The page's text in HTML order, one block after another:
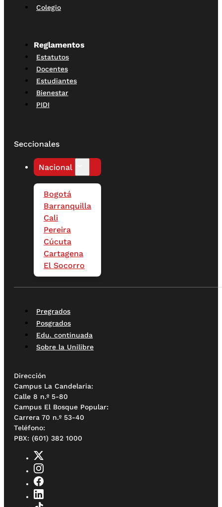
Colegio
Reglamentos
Estatutos
Docentes
Estudiantes
Bienestar
PIDI
Seccionales
Nacional
Bogotá
Barranquilla
Cali
Pereira
Cúcuta
Cartagena
El Socorro
Pregrados
Posgrados
Edu. continuada
Sobre la Unilibre
Dirección
Campus La Candelaria:
Calle 8 n.º 5-80
Campus El Bosque Popular:
Carrera 70 n.º 53-40
Teléfono:
PBX: (601) 382 1000